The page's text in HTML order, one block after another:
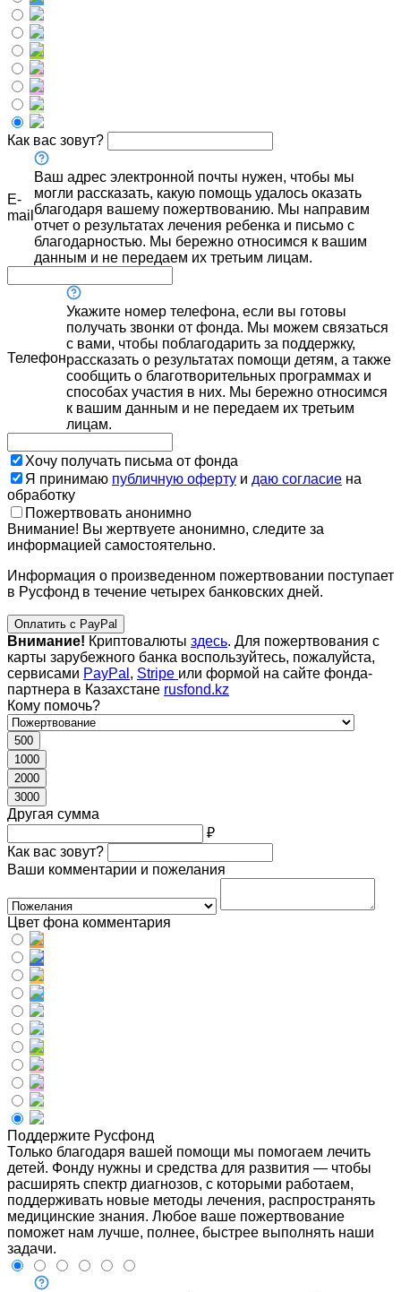
Как вас зовут?
E-
mail
Ваш адрес электронной почты нужен, чтобы мы
могли рассказать, какую помощь удалось оказать
благодаря вашему пожертвованию. Мы направим
отчет о результатах лечения ребенка и письмо с
благодарностью. Мы бережно относимся к вашим
данным и не передаем их третьим лицам.
Телефон
Укажите номер телефона, если вы готовы
получать звонки от фонда. Мы можем связаться
с вами, чтобы поблагодарить за поддержку,
рассказать о результатах помощи детям, а также
сообщить о благотворительных программах и
способах участия в них. Мы бережно относимся
к вашим данным и не передаем их третьим
лицам.
Хочу получать письма от фонда
Я принимаю публичную оферту и даю согласие на
обработку
Пожертвовать анонимно
Внимание! Вы жертвуете анонимно, следите за
информацией самостоятельно.
Информация о произведенном пожертвовании поступает
в Русфонд в течение четырех банковских дней.
Оплатить с PayPal
Внимание! Криптовалюты здесь. Для пожертвования с
карты зарубежного банка воспользуйтесь, пожалуйста,
сервисами PayPal , Stripe или формой на сайте фонда-
партнера в Казахстане rusfond.kz
Кому помочь?
500
1000
2000
3000
Другая сумма
₽
Как вас зовут?
Ваши комментарии и пожелания
Цвет фона комментария
Поддержите Русфонд
Только благодаря вашей помощи мы помогаем лечить
детей. Фонду нужны и средства для развития — чтобы
расширять спектр диагнозов, с которыми работаем,
поддерживать новые методы лечения, распространять
медицинские знания. Любое ваше пожертвование
поможет нам лучше, полнее, быстрее выполнять наши
задачи.